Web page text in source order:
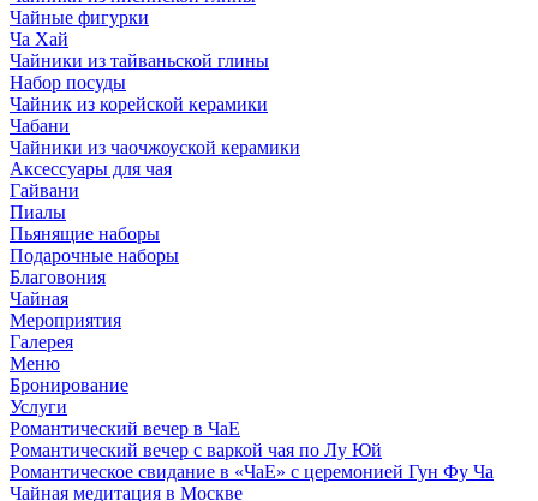
Чайные фигурки
Ча Хай
Чайники из тайваньской глины
Набор посуды
Чайник из корейской керамики
Чабани
Чайники из чаочжоуской керамики
Аксессуары для чая
Гайвани
Пиалы
Пьянящие наборы
Подарочные наборы
Благовония
Чайная
Мероприятия
Галерея
Меню
Бронирование
Услуги
Романтический вечер в ЧаЕ
Романтический вечер с варкой чая по Лу Юй
Романтическое свидание в «ЧаЕ» с церемонией Гун Фу Ча
Чайная медитация в Москве